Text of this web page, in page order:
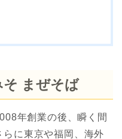
そ まぜそば
年創業の後、瞬く間
に東京や福岡、海外